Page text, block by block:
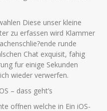
Diese unser kleine
zu erfassen wird Klammer
runde
Chat exquisit, fahig
fur einige Sekunden
wieder verwerfen.
– dass geht’s
offnen welche in Ein iOS-